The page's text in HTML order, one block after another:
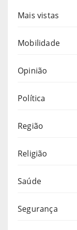
Mais vistas
Mobilidade
Opinião
Política
Região
Religião
Saúde
Segurança